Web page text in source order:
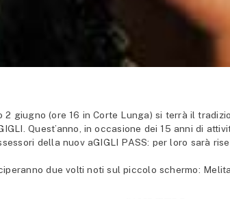
2 giugno (ore 16 in Corte Lunga) si terrà il
Quest’anno, in occasione dei 15 anni di
della nuov aGIGLI PASS: per loro sarà
due volti noti sul piccolo schermo: